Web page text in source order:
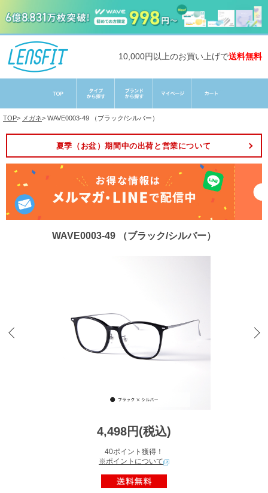
10,000円以上のお買い上げで送料無料
TOP> メガネ> WAVE0003-49 （ブラック/シルバー）
夏季（お盆）期間中の出荷と営業について
WAVE0003-49 （ブラック/シルバー）
4,498円(税込)
40ポイント獲得！
※ポイントについて